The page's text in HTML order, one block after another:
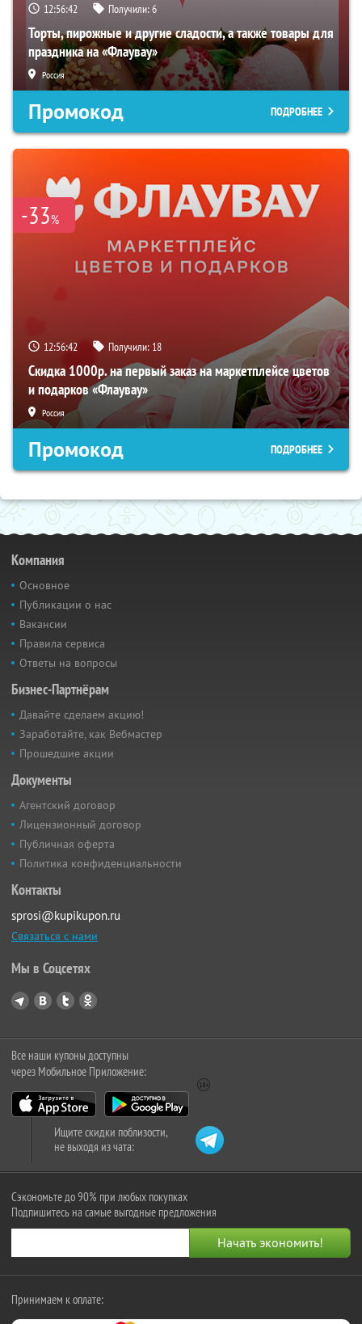
12:56:41 Получили:6
Торты, пирожные и другие сладости, а также товары для
праздника на «Флаувау»
Россия
Промокод ПОДРОБНЕЕ
-33%
12:56:41 Получили: 18
Скидка 1000р. на первый заказ на маркетплейсе цветов
и подарков «Флаувау»
Россия
Промокод ПОДРОБНЕЕ
Компания
Основное
Публикации о нас
Вакансии
Правила сервиса
Ответы на вопросы
Бизнес-Партнёрам
Давайте сделаем акцию!
Заработайте, как Вебмастер
Прошедшие акции
Документы
Агентский договор
Лицензионный договор
Публичная оферта
Политика конфиденциальности
Контакты
sprosi@kupikupon.ru
Связаться с нами
Мы в Соцсетях
Все наши купоны доступны
через Мобильное Приложение:
Ищите скидки поблизости,
не выходя из чата:
Сэкономьте до 90% при любых покупках
Подпишитесь на самые выгодные предложения
Принимаем к оплате: